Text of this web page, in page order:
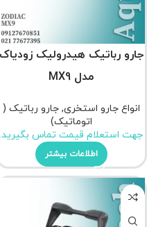
جارو رباتیک هیدرولیک زودیاک
مدل MX9
انواع جارو استخری,جارو رباتیک (
اتوماتیک)
جهت استعلام قیمت تماس بگیرید.
اطلاعات بیشتر